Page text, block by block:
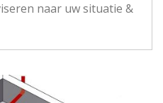
naar uw situatie &